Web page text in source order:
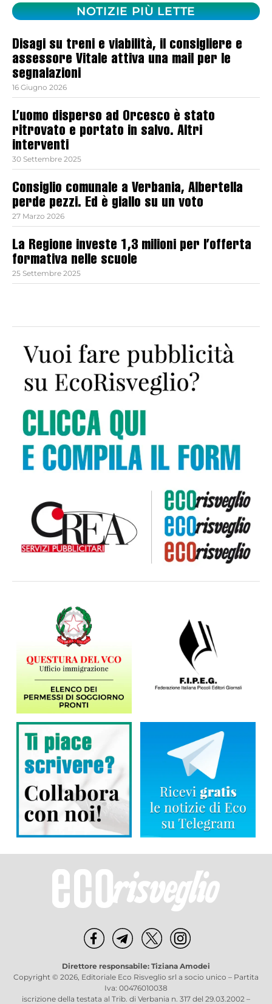
NOTIZIE PIÙ LETTE
Disagi su treni e viabilità, il consigliere e
assessore Vitale attiva una mail per le
segnalazioni
16 Giugno 2026
L’uomo disperso ad Orcesco è stato
ritrovato e portato in salvo. Altri
interventi
30 Settembre 2025
Consiglio comunale a Verbania, Albertella
perde pezzi. Ed è giallo su un voto
27 Marzo 2026
La Regione investe 1,3 milioni per l’offerta
formativa nelle scuole
25 Settembre 2025
Direttore responsabile: Tiziana Amodei
Copyright © 2026, Editoriale Eco Risveglio srl a socio unico – Partita
Iva: 00476010038
iscrizione della testata al Trib. di Verbania n. 317 del 29.03.2002 –